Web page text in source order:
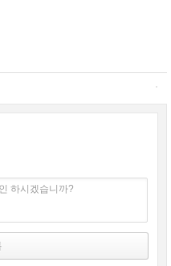
하시겠습니까?